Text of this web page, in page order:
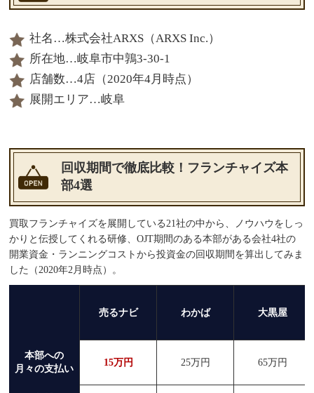
社名…株式会社ARXS（ARXS Inc.）
所在地…岐阜市中鶉3-30-1
店舗数…4店（2020年4月時点）
展開エリア…岐阜
回収期間で徹底比較！フランチャイズ本
部4選
買取フランチャイズを展開している21社の中から、ノウハウをしっ
かりと伝授してくれる研修、OJT期間のある本部がある会社4社の
開業資金・ランニングコストから投資金の回収期間を算出してみま
した（2020年2月時点）。
売るナビ わかば 大黒屋
本部への
月々の支払い
15万円 25万円 65万円